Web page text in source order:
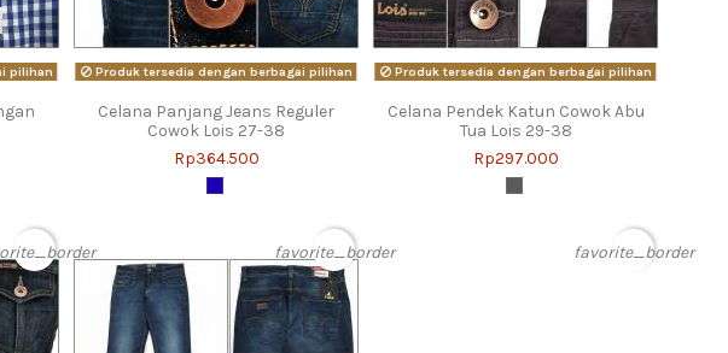
pilihan Produk tersedia dengan berbagai pilihan
Celana Panjang Jeans Reguler
Cowok Lois 27-38
Rp364.500
Produk tersedia dengan berbagai pilihan
Celana Pendek Katun Cowok Abu
Tua Lois 29-38
Rp297.000
favorite_border favorite_border